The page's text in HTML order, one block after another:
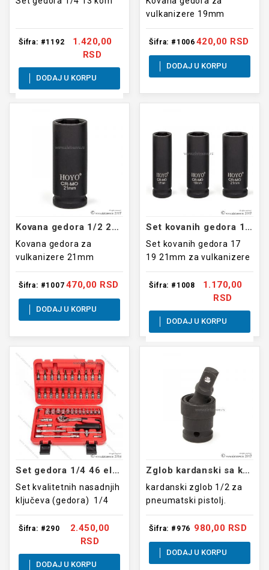
Šifra: #1192
1.420,00
RSD
DODAJ U KORPU
vulkanizere 19mm
Šifra: #1006 420,00 RSD
DODAJ U KORPU
Kovana gedora 1/2 21mm
Kovana gedora za
vulkanizere 21mm
Šifra: #1007 470,00 RSD
DODAJ U KORPU
Set kovanih gedora 17 19 21mm 3 kom
Set kovanih gedora 17
19 21mm za vulkanizere
3 kom
Šifra: #1008
1.170,00
RSD
DODAJ U KORPU
Set gedora 1/4 46 elemenata SRUNV
Set kvalitetnih nasadnjih
ključeva (gedora) 1/4
Šifra: #290
2.450,00
RSD
DODAJ U KORPU
Zglob kardanski sa kuglom 1/2
kardanski zglob 1/2 za
pneumatski pistolj.
Šifra: #976 980,00 RSD
DODAJ U KORPU